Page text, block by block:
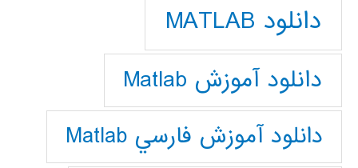
دانلود MATLAB
دانلود آموزش Matlab
دانلود آموزش فارسي Matlab